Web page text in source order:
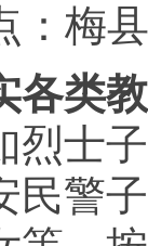
：梅
各类
烈士
民警